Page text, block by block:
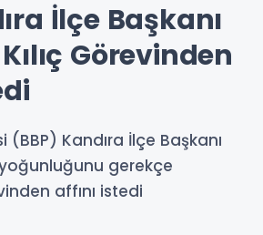
İlçe Başkanı
Görevinden
(BBP) Kandıra İlçe Başkanı
yoğunluğunu gerekçe
affını istedi